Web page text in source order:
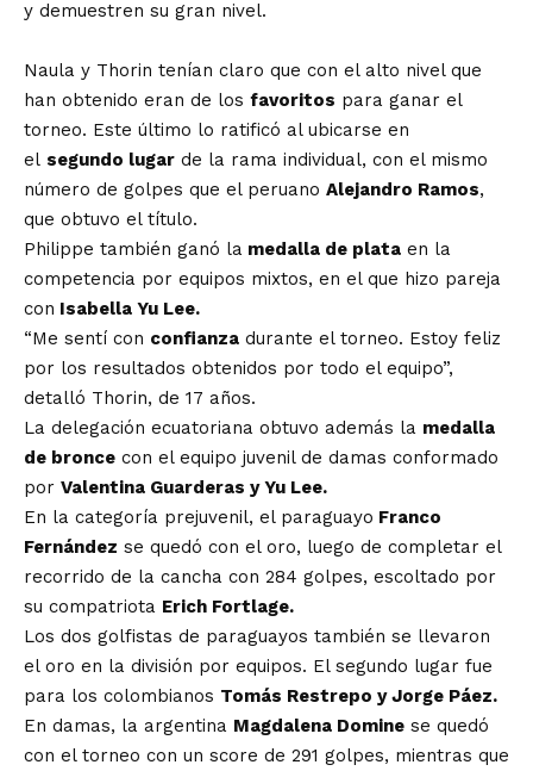
y demuestren su gran nivel.
Naula y Thorin tenían claro que con el alto nivel que
han obtenido eran de los favoritos para ganar el
torneo. Este último lo ratificó al ubicarse en
el segundo lugar de la rama individual, con el mismo
número de golpes que el peruano Alejandro Ramos,
que obtuvo el título.
Philippe también ganó la medalla de plata en la
competencia por equipos mixtos, en el que hizo pareja
con Isabella Yu Lee.
“Me sentí con confianza durante el torneo. Estoy feliz
por los resultados obtenidos por todo el equipo”,
detalló Thorin, de 17 años.
La delegación ecuatoriana obtuvo además la medalla
de bronce con el equipo juvenil de damas conformado
por Valentina Guarderas y Yu Lee.
En la categoría prejuvenil, el paraguayo Franco
Fernández se quedó con el oro, luego de completar el
recorrido de la cancha con 284 golpes, escoltado por
su compatriota Erich Fortlage.
Los dos golfistas de paraguayos también se llevaron
el oro en la división por equipos. El segundo lugar fue
para los colombianos Tomás Restrepo y Jorge Páez.
En damas, la argentina Magdalena Domine se quedó
con el torneo con un score de 291 golpes, mientras que